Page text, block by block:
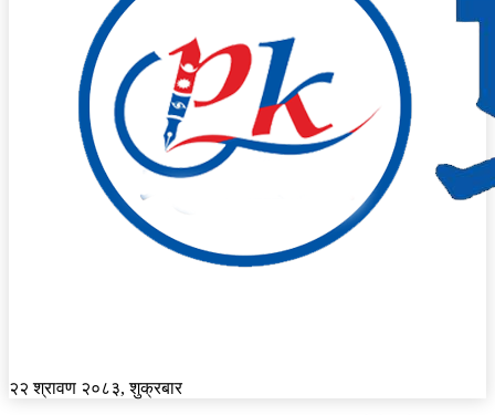
२२ श्रावण २०८३, शुक्रबार